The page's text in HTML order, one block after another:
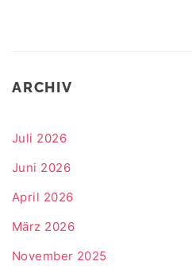
ARCHIV
Juli 2026
Juni 2026
April 2026
März 2026
November 2025